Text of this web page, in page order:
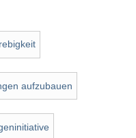
aufzubauen